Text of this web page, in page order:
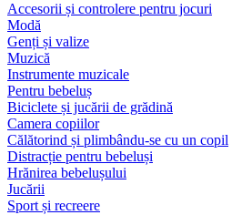
Accesorii și controlere pentru jocuri
Modă
Genți și valize
Muzică
Instrumente muzicale
Pentru bebeluș
Biciclete și jucării de grădină
Camera copiilor
Călătorind și plimbându-se cu un copil
Distracție pentru bebeluși
Hrănirea bebelușului
Jucării
Sport și recreere